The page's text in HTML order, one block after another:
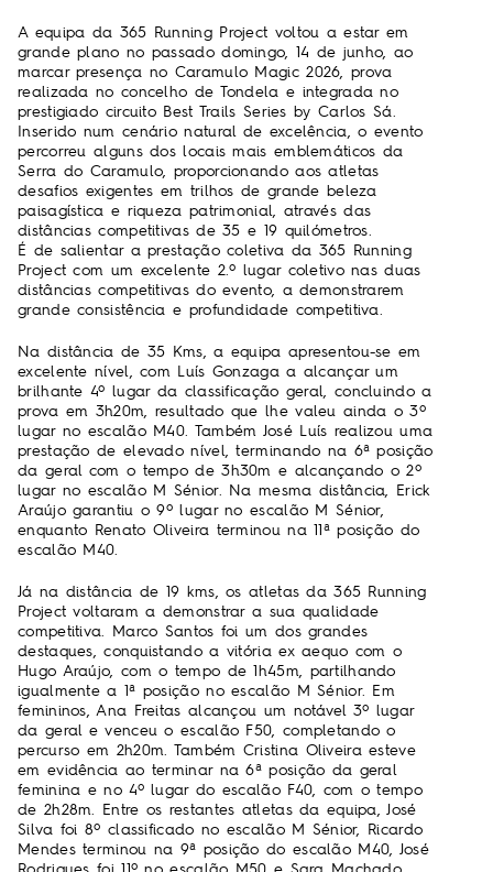
A equipa da 365 Running Project voltou a estar em
grande plano no passado domingo, 14 de junho, ao
marcar presença no Caramulo Magic 2026, prova
realizada no concelho de Tondela e integrada no
prestigiado circuito Best Trails Series by Carlos Sá.
Inserido num cenário natural de excelência, o evento
percorreu alguns dos locais mais emblemáticos da
Serra do Caramulo, proporcionando aos atletas
desafios exigentes em trilhos de grande beleza
paisagística e riqueza patrimonial, através das
distâncias competitivas de 35 e 19 quilómetros.
É de salientar a prestação coletiva da 365 Running
Project com um excelente 2.º lugar coletivo nas duas
distâncias competitivas do evento, a demonstrarem
grande consistência e profundidade competitiva.
Na distância de 35 Kms, a equipa apresentou-se em
excelente nível, com Luís Gonzaga a alcançar um
brilhante 4º lugar da classificação geral, concluindo a
prova em 3h20m, resultado que lhe valeu ainda o 3º
lugar no escalão M40. Também José Luís realizou uma
prestação de elevado nível, terminando na 6ª posição
da geral com o tempo de 3h30m e alcançando o 2º
lugar no escalão M Sénior. Na mesma distância, Erick
Araújo garantiu o 9º lugar no escalão M Sénior,
enquanto Renato Oliveira terminou na 11ª posição do
escalão M40.
Já na distância de 19 kms, os atletas da 365 Running
Project voltaram a demonstrar a sua qualidade
competitiva. Marco Santos foi um dos grandes
destaques, conquistando a vitória ex aequo com o
Hugo Araújo, com o tempo de 1h45m, partilhando
igualmente a 1ª posição no escalão M Sénior. Em
femininos, Ana Freitas alcançou um notável 3º lugar
da geral e venceu o escalão F50, completando o
percurso em 2h20m. Também Cristina Oliveira esteve
em evidência ao terminar na 6ª posição da geral
feminina e no 4º lugar do escalão F40, com o tempo
de 2h28m. Entre os restantes atletas da equipa, José
Silva foi 8º classificado no escalão M Sénior, Ricardo
Mendes terminou na 9ª posição do escalão M40, José